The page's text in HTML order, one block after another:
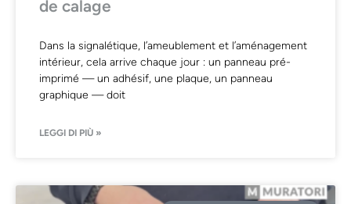
de calage
Dans la signalétique, l’ameublement et l’aménagement
intérieur, cela arrive chaque jour : un panneau pré-
imprimé — un adhésif, une plaque, un panneau
graphique — doit
LEGGI DI PIÙ »